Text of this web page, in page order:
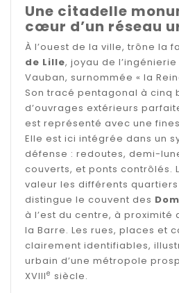
Une citadelle
cœur d’un réseau
À l’ouest de la ville, trône la
de Lille, joyau de
Vauban, surnommée « la
Son tracé pentagonal à cinq
d’ouvrages extérieurs
est représenté avec une
Elle est ici intégrée dans un
défense : redoutes, demi-
couverts, et ponts contrôlés.
valeur les différents
distingue le couvent des
à l’est du centre, à proximité
la Barre. Les rues, places et
clairement identifiables,
urbain d’une métropole
XVIIIe siècle.